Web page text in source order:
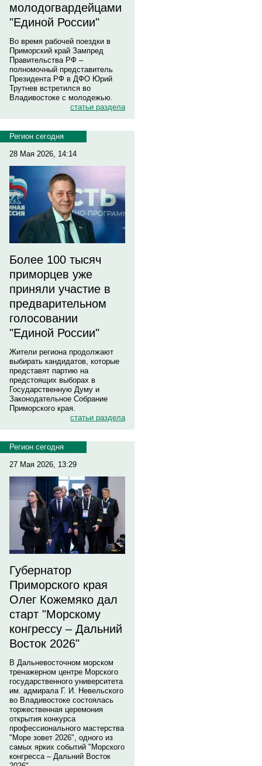
молодогвардейцами
"Единой России"
Во время рабочей поездки в
Приморский край Зампред
Правительства РФ –
полномочный представитель
Президента РФ в ДФО Юрий
Трутнев встретился во
Владивостоке с молодежью.
статьи раздела
Регион сегодня
28 Мая 2026, 14:14
Более 100 тысяч
приморцев уже
приняли участие в
предварительном
голосовании
"Единой России"
Жители региона продолжают
выбирать кандидатов, которые
представят партию на
предстоящих выборах в
Государственную Думу и
Законодательное Собрание
Приморского края.
статьи раздела
Регион сегодня
27 Мая 2026, 13:29
Губернатор
Приморского края
Олег Кожемяко дал
старт "Морскому
конгрессу – Дальний
Восток 2026"
В Дальневосточном морском
тренажерном центре Морского
государственного университета
им. адмирала Г. И. Невельского
во Владивостоке состоялась
торжественная церемония
открытия конкурса
профессионального мастерства
"Море зовет 2026", одного из
самых ярких событий "Морского
конгресса – Дальний Восток